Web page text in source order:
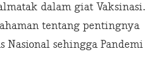
dalam giat Vaksinasi.
tentang pentingnya
sehingga Pandemi